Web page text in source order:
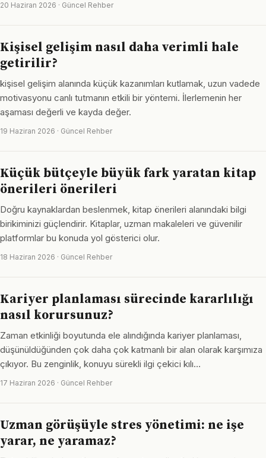
20 Haziran 2026 · Güncel Rehber
Kişisel gelişim nasıl daha verimli hale
getirilir?
kişisel gelişim alanında küçük kazanımları kutlamak, uzun vadede
motivasyonu canlı tutmanın etkili bir yöntemi. İlerlemenin her
aşaması değerli ve kayda değer.
19 Haziran 2026 · Güncel Rehber
Küçük bütçeyle büyük fark yaratan kitap
önerileri önerileri
Doğru kaynaklardan beslenmek, kitap önerileri alanındaki bilgi
birikiminizi güçlendirir. Kitaplar, uzman makaleleri ve güvenilir
platformlar bu konuda yol gösterici olur.
18 Haziran 2026 · Güncel Rehber
Kariyer planlaması sürecinde kararlılığı
nasıl korursunuz?
Zaman etkinliği boyutunda ele alındığında kariyer planlaması,
düşünüldüğünden çok daha çok katmanlı bir alan olarak karşımıza
çıkıyor. Bu zenginlik, konuyu sürekli ilgi çekici kılı…
17 Haziran 2026 · Güncel Rehber
Uzman görüşüyle stres yönetimi: ne işe
yarar, ne yaramaz?